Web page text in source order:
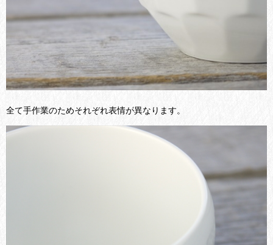
全て手作業のためそれぞれ表情が異なります。